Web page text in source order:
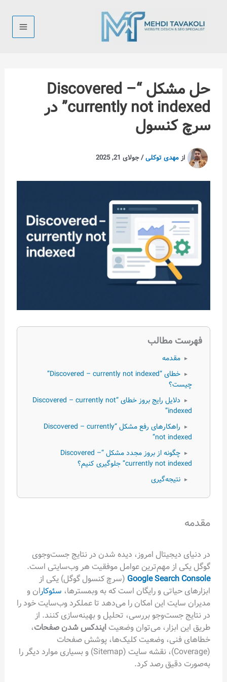
حل مشکل “Discovered –
currently not indexed” در
سرچ کنسول
از مهدی توکلی/جولای 21, 2025
فهرست مطالب
▸ مقدمه
▸
خطای “Discovered – currently not indexed”
چیست؟
▸
دلایل رایج بروز خطای “Discovered – currently not
indexed”
▸
راهکارهای رفع مشکل “Discovered – currently
not indexed”
▸
چگونه از بروز مجدد مشکل “Discovered –
currently not indexed” جلوگیری کنیم؟
▸ نتیجه‌گیری
مقدمه
در دنیای دیجیتال امروز، دیده شدن در نتایج جست‌وجوی
گوگل یکی از مهم‌ترین عوامل موفقیت هر وب‌سایتی است.
Google Search Console (سرچ کنسول گوگل) یکی از
ابزارهای حیاتی و رایگان است که به وبمسترها، سئوکاران و
مدیران سایت این امکان را می‌دهد تا عملکرد وب‌سایت خود را
در نتایج جست‌وجو بررسی، تحلیل و بهینه‌سازی کنند. از
طریق این ابزار، می‌توان وضعیت ایندکس شدن صفحات،
خطاهای فنی، وضعیت کلیک‌ها، پوشش صفحات
(Coverage)، نقشه سایت (Sitemap) و بسیاری موارد دیگر را
به‌صورت دقیق رصد کرد.